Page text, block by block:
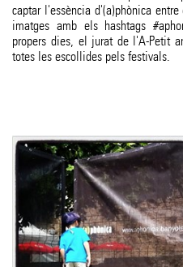
captar l'essència d'(a)phònica
imatges amb els hashtags
propers dies, el jurat de l'A-Petit
totes les escollides pels festivals.